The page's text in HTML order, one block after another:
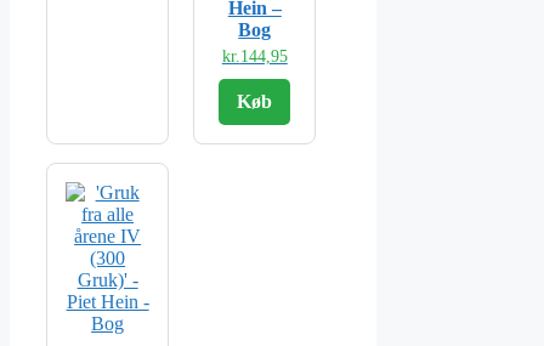
Hein –
Bog
kr.144,95
Køb